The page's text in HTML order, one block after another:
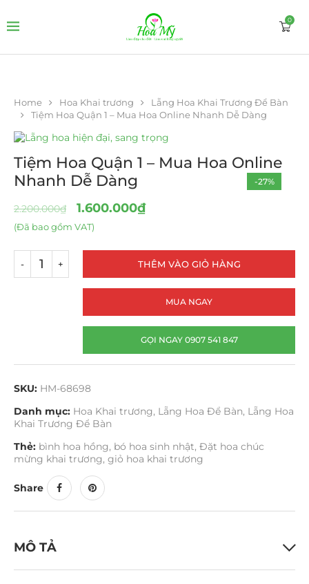
0
Home Hoa Khai trương
Lẵng Hoa Khai Trương Để Bàn
Tiệm Hoa Quận 1 – Mua Hoa Online Nhanh Dễ Dàng
-27%
Tiệm Hoa Quận 1 – Mua Hoa Online
Nhanh Dễ Dàng
2.200.000₫ 1.600.000₫
(Đã bao gồm VAT)
THÊM VÀO GIỎ HÀNG
MUA NGAY
GỌI NGAY 0907 541 847
SKU: HM-68698
Danh mục: Hoa Khai trương, Lẵng Hoa Để Bàn, Lẵng Hoa
Khai Trương Để Bàn
Thẻ: bình hoa hồng, bó hoa sinh nhật, Đặt hoa chúc
mừng khai trương, giỏ hoa khai trương
Share
MÔ TẢ